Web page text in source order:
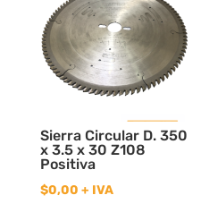
Sierra Circular D. 350
x 3.5 x 30 Z108
Positiva
$0,00 + IVA